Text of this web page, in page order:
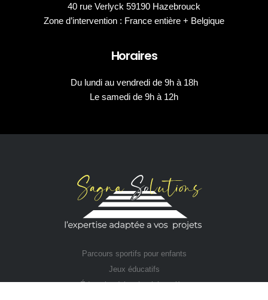
40 rue Verlyck 59190 Hazebrouck
Zone d’intervention : France entière + Belgique
Horaires
Du lundi au vendredi de 9h à 18h
Le samedi de 9h à 12h
Parcours sportifs pour enfants
Jeux éducatifs
Éducation à la sécurité routière